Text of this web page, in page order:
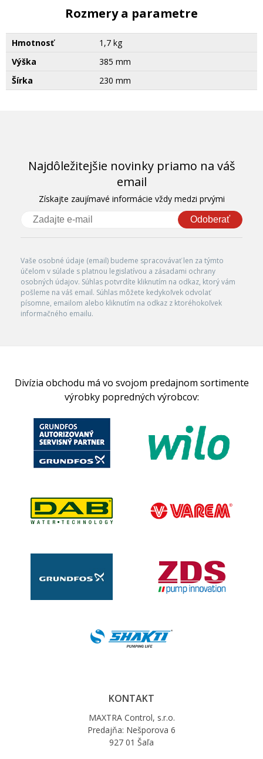
Rozmery a parametre
Hmotnosť
1,7 kg
Výška
385 mm
Šírka
230 mm
Najdôležitejšie novinky priamo na váš
email
Získajte zaujímavé informácie vždy medzi prvými
Odoberať
Vaše osobné údaje (email) budeme spracovávať len za týmto
účelom v súlade s platnou legislatívou a zásadami ochrany
osobných údajov. Súhlas potvrdíte kliknutím na odkaz, ktorý vám
pošleme na váš email. Súhlas môžete kedykoľvek odvolať
písomne, emailom alebo kliknutím na odkaz z ktoréhokoľvek
informačného emailu.
Divízia obchodu má vo svojom predajnom sortimente
výrobky popredných výrobcov:
KONTAKT
MAXTRA Control, s.r.o.
Predajňa: Nešporova 6
927 01 Šaľa